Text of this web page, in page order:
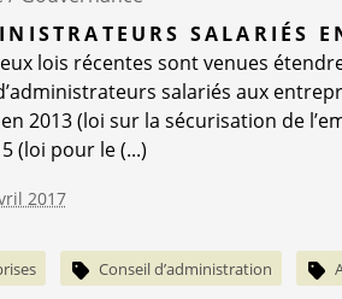
SALARIÉS
lois récentes sont venues
salariés aux
2013 (loi sur la sécurisation de
(loi pour le (...)
2017
Conseil d’administration